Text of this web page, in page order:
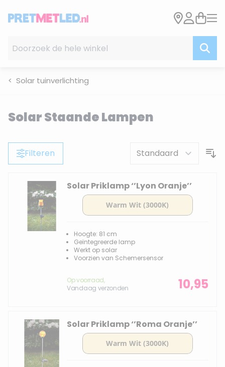
Solar tuinverlichting
Solar Staande Lampen
Filteren
Solar Priklamp ‘’Lyon Oranje’’
Hoogte: 81 cm
Geïntegreerde lamp
Werkt op solar
Voorzien van Schemersensor
Op voorraad,
Vandaag verzonden
10,95
Solar Priklamp ‘’Roma Oranje’’